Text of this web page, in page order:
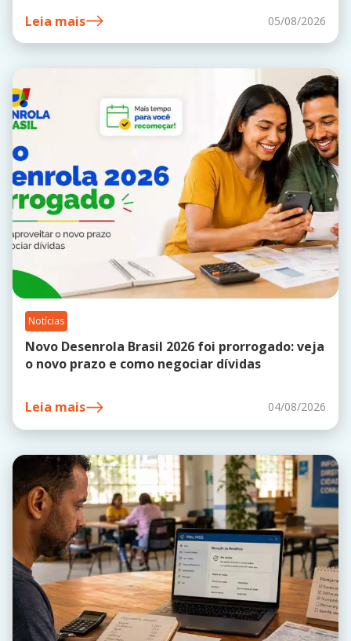
Leia mais 05/08/2026
Notícias
Novo Desenrola Brasil 2026 foi prorrogado: veja
o novo prazo e como negociar dívidas
Leia mais 04/08/2026